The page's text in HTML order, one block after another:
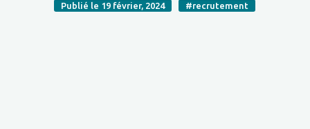
Publié le 19 février, 2024 #recrutement